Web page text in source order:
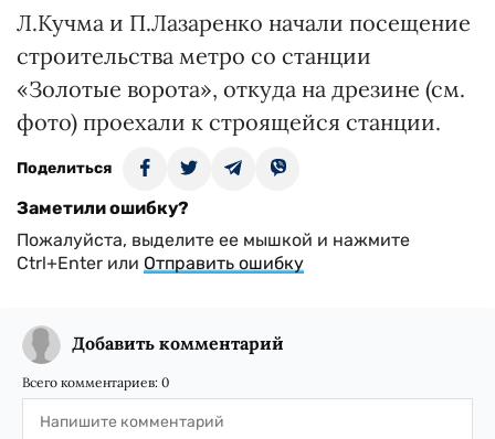
Л.Кучма и П.Лазаренко начали посещение
строительства метро со станции
«Золотые ворота», откуда на дрезине (см.
фото) проехали к строящейся станции.
Поделиться
Заметили ошибку?
Пожалуйста, выделите ее мышкой и нажмите
Ctrl+Enter или Отправить ошибку
Добавить комментарий
Всего комментариев: 0